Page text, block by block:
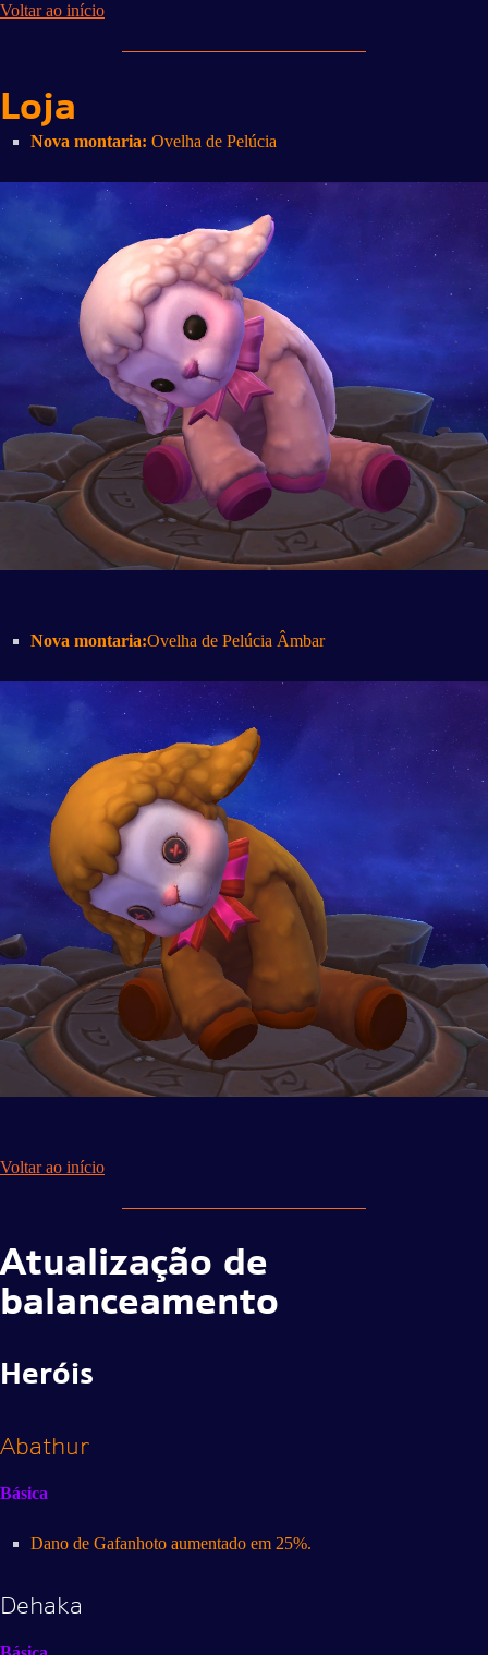
Voltar ao início
Loja
Nova montaria: Ovelha de Pelúcia
Nova montaria:Ovelha de Pelúcia Âmbar
Voltar ao início
Atualização de
balanceamento
Heróis
Abathur
Básica
Dano de Gafanhoto aumentado em 25%.
Dehaka